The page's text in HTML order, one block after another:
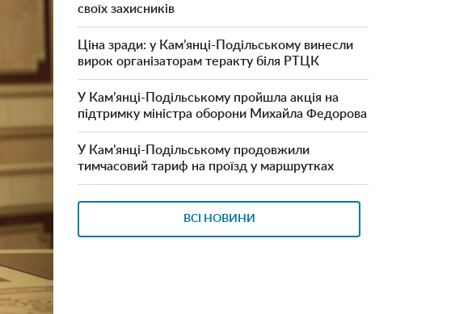
своїх захисників
Ціна зради: у Кам’янці-Подільському винесли
вирок організаторам теракту біля РТЦК
У Кам’янці-Подільському пройшла акція на
підтримку міністра оборони Михайла Федорова
У Кам’янці-Подільському продовжили
тимчасовий тариф на проїзд у маршрутках
ВСІ НОВИНИ